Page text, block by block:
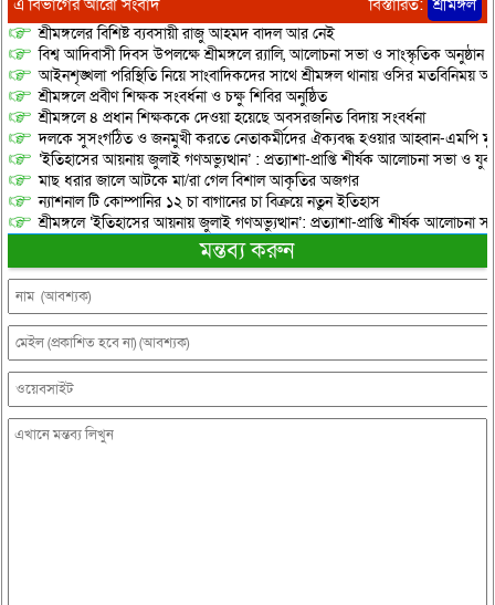
এ বিভাগের আরো সংবাদ বিস্তারিত: শ্রীমঙ্গল
শ্রীমঙ্গলের বিশিষ্ট ব্যবসায়ী রাজু আহমদ বাদল আর নেই
বিশ্ব আদিবাসী দিবস উপলক্ষে শ্রীমঙ্গলে র‌্যালি, আলোচনা সভা ও সাংস্কৃতিক অনুষ্ঠান
আইনশৃঙ্খলা পরিস্থিতি নিয়ে সাংবাদিকদের সাথে শ্রীমঙ্গল থানায় ওসির মতবিনিময়
শ্রীমঙ্গলে প্রবীণ শিক্ষক সংবর্ধনা ও চক্ষু শিবির অনুষ্ঠিত
শ্রীমঙ্গলে ৪ প্রধান শিক্ষককে দেওয়া হয়েছে অবসরজনিত বিদায় সংবর্ধনা
দলকে সুসংগঠিত ও জনমুখী করতে নেতাকর্মীদের ঐক্যবদ্ধ হওয়ার আহ্বান-এমপি
‘ইতিহাসের আয়নায় জুলাই গণঅভ্যুত্থান’ : প্রত্যাশা-প্রাপ্তি শীর্ষক আলোচনা সভা ও
মাছ ধরার জালে আটকে মা/রা গেল বিশাল আকৃতির অজগর
ন্যাশনাল টি কোম্পানির ১২ চা বাগানের চা বিক্রয়ে নতুন ইতিহাস
শ্রীমঙ্গলে ‘ইতিহাসের আয়নায় জুলাই গণঅভ্যুত্থান’: প্রত্যাশা-প্রাপ্তি শীর্ষক আলোচনা
মন্তব্য করুন